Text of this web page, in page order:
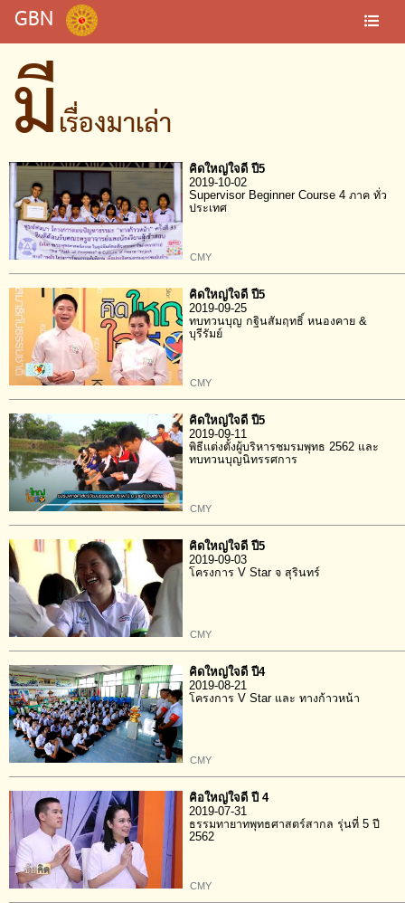
GBN
มีเรื่องมาเล่า
คิดใหญ่ใจดี ปี5
2019-10-02
Supervisor Beginner Course 4 ภาค ทั่ว
ประเทศ
CMY
คิดใหญ่ใจดี ปี5
2019-09-25
ทบทวนบุญ กฐินสัมฤทธิ์ หนองคาย &
บุรีรัมย์
CMY
คิดใหญ่ใจดี ปี5
2019-09-11
พิธีแต่งตั้งผู้บริหารชมรมพุทธ 2562 และ
ทบทวนบุญนิทรรศการ
CMY
คิดใหญ่ใจดี ปี5
2019-09-03
โครงการ V Star จ สุรินทร์
CMY
คิดใหญ่ใจดี ปี4
2019-08-21
โครงการ V Star และ ทางก้าวหน้า
CMY
คิอใหญ่ใจดี ปี 4
2019-07-31
ธรรมทายาทพุทธศาสตร์สากล รุ่นที่ 5 ปี
2562
CMY